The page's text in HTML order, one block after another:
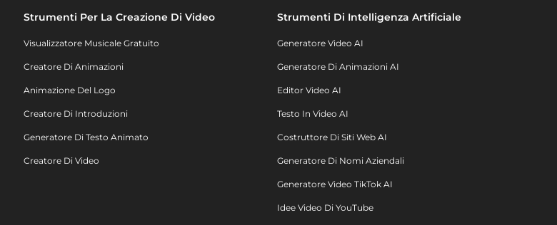
Strumenti Per La Creazione Di Video
Visualizzatore Musicale Gratuito
Creatore Di Animazioni
Animazione Del Logo
Creatore Di Introduzioni
Generatore Di Testo Animato
Creatore Di Video
Strumenti Di Intelligenza Artificiale
Generatore Video AI
Generatore Di Animazioni AI
Editor Video AI
Testo In Video AI
Costruttore Di Siti Web AI
Generatore Di Nomi Aziendali
Generatore Video TikTok AI
Idee Video Di YouTube